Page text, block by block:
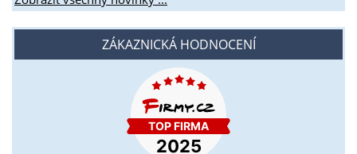
ZÁKAZNICKÁ HODNOCENÍ